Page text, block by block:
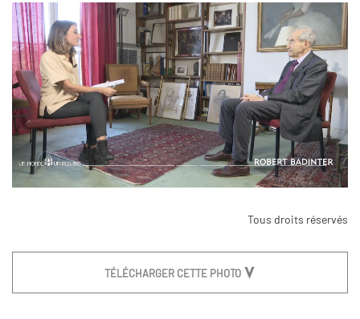
Tous droits réservés
TÉLÉCHARGER CETTE PHOTO